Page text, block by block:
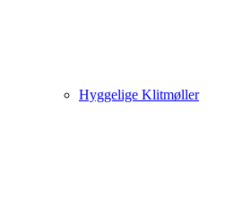
Hyggelige Klitmøller